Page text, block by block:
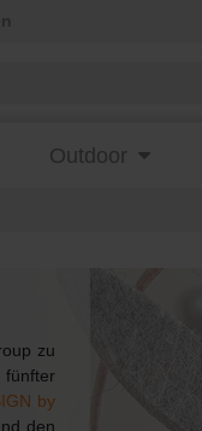
Outdoor
zu
by
den